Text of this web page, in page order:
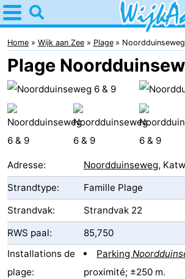
Home
Wijk
aan
Zee
Astuces
Avec
les
Passer
nuit
Campings
Chaumières
Hôtels
Last
Home Wijk aan Zee Plage
Plage
Adresse: Noordduinseweg,
Strandtype:
Famille Plage
Strandvak:
Strandvak 22
RWS paal:
85,750
Installations de
plage:
Parking
proximité; ±250 m.